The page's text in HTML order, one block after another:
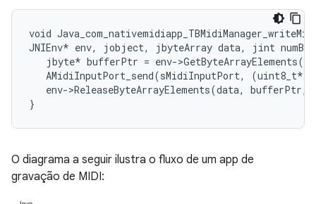
void
JNIEnv* env, jobject, jbyteArray data, jint
jbyte* bufferPtr = env-
AMidiInputPort_send(sMidiInputPort,
env->ReleaseByteArrayElements(data, bufferPtr,
O diagrama a seguir ilustra o fluxo de um app de
gravação de MIDI: